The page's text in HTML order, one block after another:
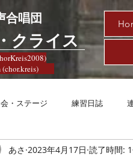
合唱団
クライス
(chor.kreis)
・ステージ 練習日誌
合唱への想い 趣味
あさ 2023年4月17日 読了時間: